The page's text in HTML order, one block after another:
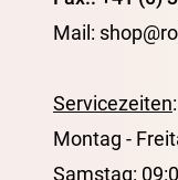
Mail:
Servicezeiten:
Montag -
Samstag: